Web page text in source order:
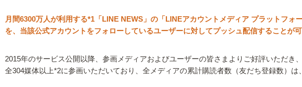
月間6300万人が利用する*1「LINE NEWS」の「LINEアカウントメディア プラットフ
を、当該公式アカウントをフォローしているユーザーに対してプッシュ配信することが可
2015年のサービス公開以降、参画メディアおよびユーザーの皆さまよりご好評いただ
全304媒体以上*2に参画いただいており、全メディアの累計購読者数（友だち登録数）は